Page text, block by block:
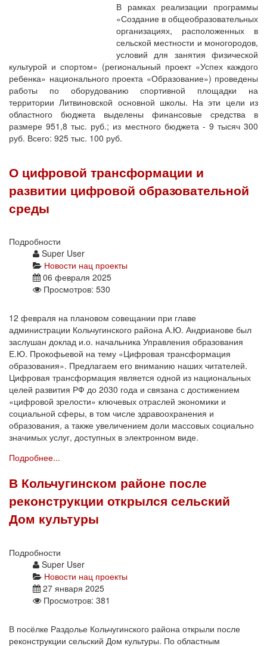
В рамках реализации программы
«Создание в общеобразовательных
организациях, расположенных в
сельской местности и моногородов,
условий для занятия физической
культурой и спортом» (региональный проект «Успех каждого
ребенка» национального проекта «Образование») проведены
работы по оборудованию спортивной площадки на
территории Литвиновской основной школы. На эти цели из
областного бюджета выделены финансовые средства в
размере 951,8 тыс. руб.; из местного бюджета - 9 тысяч 300
руб. Всего: 925 тыс. 100 руб.
О цифровой трансформации и
развитии цифровой образовательной
среды
Подробности
Super User
Новости нац проекты
06 февраля 2025
Просмотров: 530
12 февраля на плановом совещании при главе
администрации Кольчугинского района А.Ю. Андрианове был
заслушан доклад и.о. начальника Управления образования
Е.Ю. Прокофьевой на тему «Цифровая трансформация
образования». Предлагаем его вниманию наших читателей.
Цифровая трансформация является одной из национальных
целей развития РФ до 2030 года и связана с достижением
«цифровой зрелости» ключевых отраслей экономики и
социальной сферы, в том числе здравоохранения и
образования, а также увеличением доли массовых социально
значимых услуг, доступных в электронном виде.
Подробнее...
В Кольчугинском районе после
реконструкции открылся сельский
Дом культуры
Подробности
Super User
Новости нац проекты
27 января 2025
Просмотров: 381
В посёлке Раздолье Кольчугинского района открыли после
реконструкции сельский Дом культуры. По областным